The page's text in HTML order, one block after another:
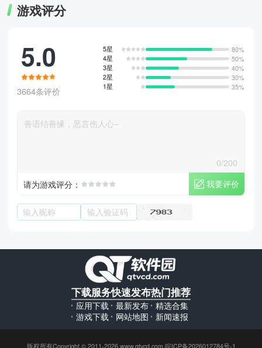
游戏评分
5.0
3664条评价
5星
80%
4星
50%
3星
40%
2星
30%
1星
35%
0/200
请为游戏评分：
我要评价
下载服务
应用下载
游戏下载
快速发布
最新发布
网站地图
热门推荐
精选合集
新闻速报
版权所有Copyright © 2011-2026 www.qtvcd.com 皖ICP备2026012784号-1